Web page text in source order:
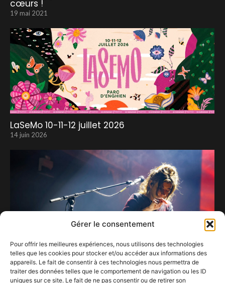
Gérer le consentement
Pour offrir les meilleures expériences, nous utilisons des technologies
telles que les cookies pour stocker et/ou accéder aux informations des
appareils. Le fait de consentir à ces technologies nous permettra de
traiter des données telles que le comportement de navigation ou les ID
uniques sur ce site. Le fait de ne pas consentir ou de retirer son
cœurs !
19 mai 2021
LaSeMo 10-11-12 juillet 2026
14 juin 2026